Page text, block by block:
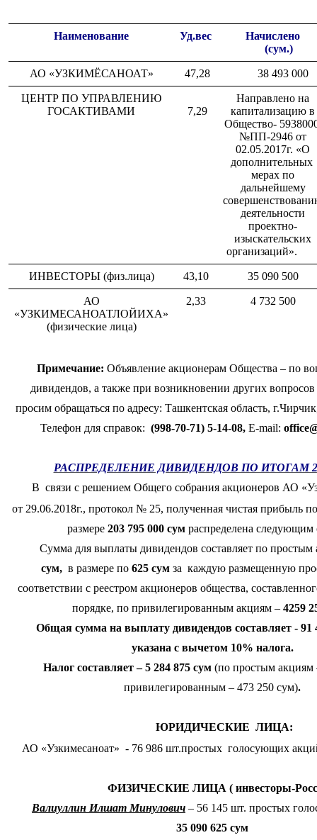
Наименование Уд.вес
Начислено
(сум.)
АО «УЗКИМЁСАНОАТ» 47,28 38 493 000
ЦЕНТР ПО УПРАВЛЕНИЮ
ГОСАКТИВАМИ
7,29
Направлено на
капитализацию в
Общество-
№ПП-2946 от
02.05.2017г. «О
дополнительных
мерах по
дальнейшему
деятельности
проектно-
изыскательских
ИНВЕСТОРЫ (физ.лица) 43,10 35 090 500
АО
«УЗКИМЕСАНОАТЛОЙИХА»
(физические лица)
2,33 4 732 500
Примечание: Объявление акционерам Общества – по
дивидендов, а также при возникновении других
просим обращаться по адресу: Ташкентская область,
Телефон для справок: (998-70-71) 5-14-08, E-mail:
РАСПРЕДЕЛЕНИЕ ДИВИДЕНДОВ ПО ИТОГАМ
В связи с решением Общего собрания акционеров АО
от 29.06.2018г., протокол № 25, полученная чистая прибыль
размере 203 795 000 сумраспределена следующим
Сумма для выплаты дивидендов составляет по простым
сум, в размере по 625 сум за каждую размещенную
соответствии с реестром акционеров общества,
порядке, по привилегированным акциям – 4259
Общая сумма на выплату дивидендов составляет - 91
указана с вычетом 10% налога.
Налог составляет – 5 284 875 сум(по простым акциям
привилегированным – 473 250 сум).
ЮРИДИЧЕСКИЕ ЛИЦА:
АО «Узкимесаноат» - 76 986 шт.простых голосующих
ФИЗИЧЕСКИЕ ЛИЦА ( инвесторы-
Валиуллин Илшат Минулович – 56 145 шт. простых
35 090 625 сум